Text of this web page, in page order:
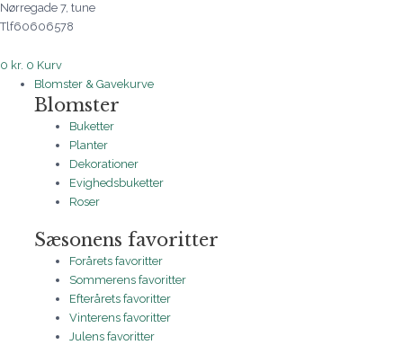
Nørregade 7, tune
Tlf60606578
0 kr. 0 Kurv
Blomster & Gavekurve
Blomster
Buketter
Planter
Dekorationer
Evighedsbuketter
Roser
Sæsonens favoritter
Forårets favoritter
Sommerens favoritter
Efterårets favoritter
Vinterens favoritter
Julens favoritter